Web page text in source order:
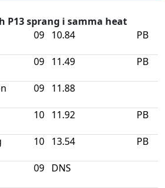
P13 sprang i samma heat
09 10.84 PB
09 11.49 PB
09 11.88
10 11.92 PB
10 13.54 PB
09 DNS